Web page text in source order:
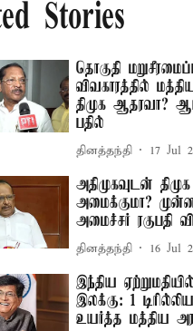
Stories
தொகுதி
விவகாரத்தில்
திமுக ஆதரவா?
பதில்
தினத்தந்தி 17 Jul
அதிமுகவுடன்
அமைக்குமா?
அமைச்சர் ரகுபதி
தினத்தந்தி 16 Jul
இந்திய
இலக்கு: 1
உயர்த்த மத்திய